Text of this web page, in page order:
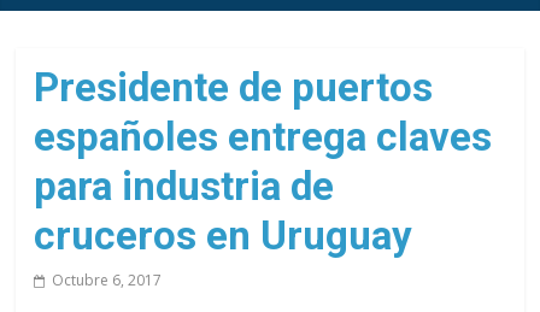
la
de
cruceros
en
solo
sitio
Presidente de puertos
españoles entrega claves
para industria de
cruceros en Uruguay
Octubre 6, 2017